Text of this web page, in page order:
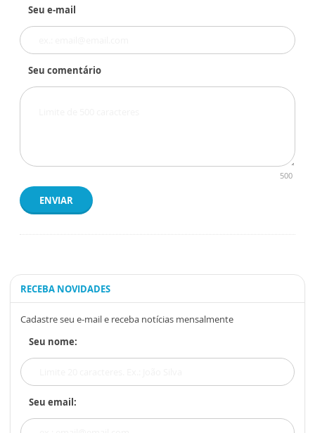
Seu e-mail
Seu comentário
500
ENVIAR
RECEBA NOVIDADES
Cadastre seu e-mail e receba notícias mensalmente
Seu nome:
Seu email: